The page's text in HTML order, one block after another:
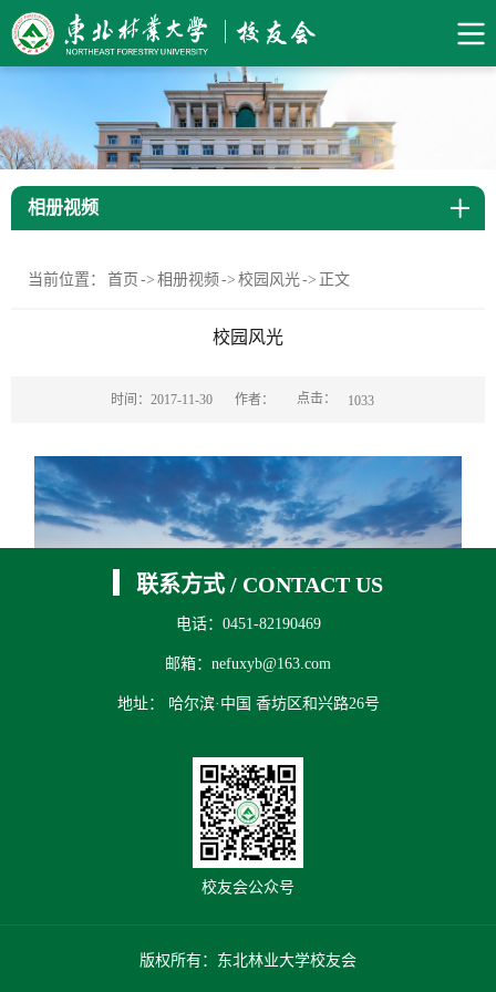
相册视频
当前位置： 首页 -> 相册视频 -> 校园风光-> 正文
校园风光
时间：2017-11-30 作者： 点击： 1033
联系方式/ CONTACT US
电话：0451-82190469
邮箱：nefuxyb@163.com
地址： 哈尔滨·中国 香坊区和兴路26号
校友会公众号
版权所有：东北林业大学校友会